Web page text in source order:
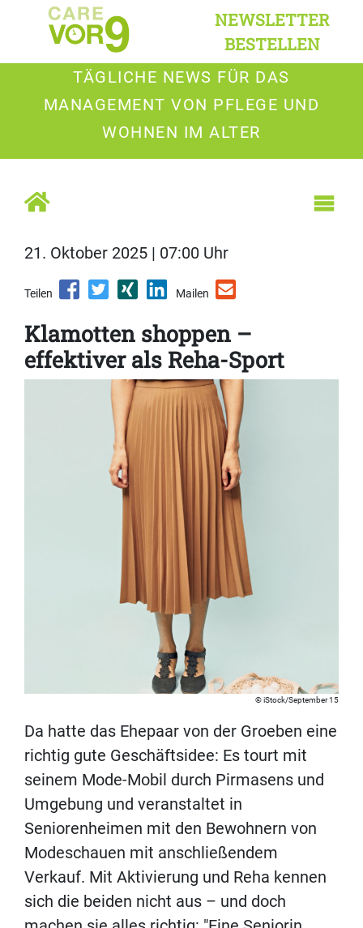
NEWSLETTER
BESTELLEN
TÄGLICHE NEWS FÜR DAS
MANAGEMENT VON PFLEGE UND
WOHNEN IM ALTER
21. Oktober 2025 | 07:00 Uhr
Teilen Mailen
Klamotten shoppen –
effektiver als Reha-Sport
iStock/September 15
Da hatte das Ehepaar von der Groeben eine
richtig gute Geschäftsidee: Es tourt mit
seinem Mode-Mobil durch Pirmasens und
Umgebung und veranstaltet in
Seniorenheimen mit den Bewohnern von
Modeschauen mit anschließendem
Verkauf. Mit Aktivierung und Reha kennen
sich die beiden nicht aus – und doch